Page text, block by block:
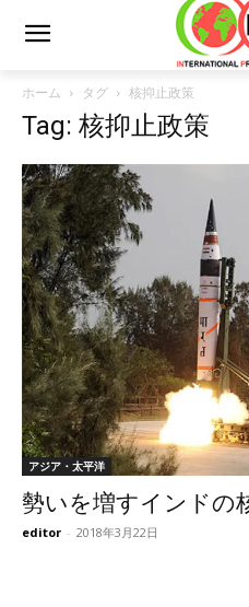
ホーム タグ 核抑止政策
Tag: 核抑止政策
アジア・太平洋
勢いを増すインドの
editor - 2018年3月22日